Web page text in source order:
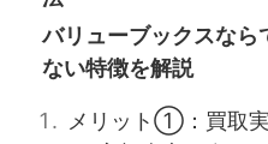
バリューブックスなら
ない特徴を解説
メリット①：買取